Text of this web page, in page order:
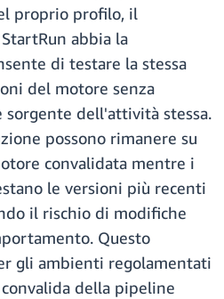
proprio profilo, il
abbia la
di testare la stessa
del motore senza
sorgente dell'attività stessa.
possono rimanere su
convalidata mentre i
le versioni più recenti
il rischio di modifiche
Questo
gli ambienti regolamentati
della pipeline